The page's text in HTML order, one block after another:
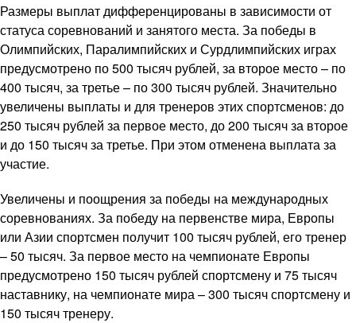
Размеры выплат дифференцированы в зависимости от
статуса соревнований и занятого места. За победы в
Олимпийских, Паралимпийских и Сурдлимпийских играх
предусмотрено по 500 тысяч рублей, за второе место – по
400 тысяч, за третье – по 300 тысяч рублей. Значительно
увеличены выплаты и для тренеров этих спортсменов: до
250 тысяч рублей за первое место, до 200 тысяч за второе
и до 150 тысяч за третье. При этом отменена выплата за
участие.
Увеличены и поощрения за победы на международных
соревнованиях. За победу на первенстве мира, Европы
или Азии спортсмен получит 100 тысяч рублей, его тренер
– 50 тысяч. За первое место на чемпионате Европы
предусмотрено 150 тысяч рублей спортсмену и 75 тысяч
наставнику, на чемпионате мира – 300 тысяч спортсмену и
150 тысяч тренеру.